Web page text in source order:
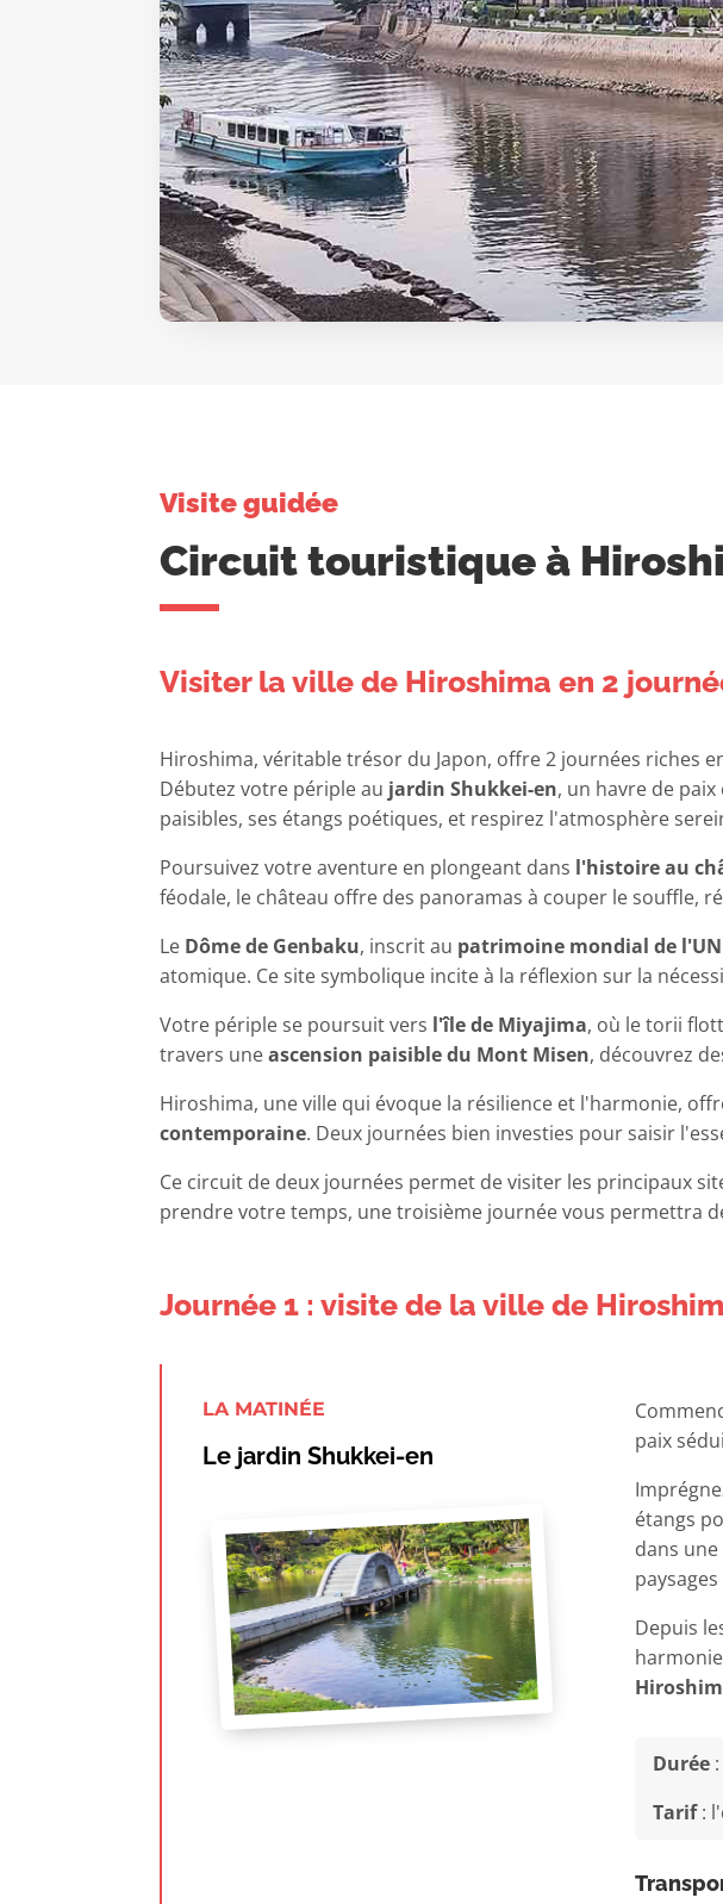
Visite guidée
Circuit touristique à
Visiter la ville de Hiroshima en 2
Hiroshima, véritable trésor du Japon, offre 2 journées riches
Débutez votre périple au jardin Shukkei-en, un havre de
paisibles, ses étangs poétiques, et respirez l'atmosphère
Poursuivez votre aventure en plongeant dans l'histoire au
féodale, le château offre des panoramas à couper le souffle,
Le Dôme de Genbaku, inscrit au patrimoine mondial de
atomique. Ce site symbolique incite à la réflexion sur la
Votre périple se poursuit vers l'île de Miyajima, où le torii
travers uneascension paisible du Mont Misen, découvrez
Hiroshima, une ville qui évoque la résilience et l'harmonie,
contemporaine. Deux journées bien investies pour saisir
Ce circuit de deux journées permet de visiter les principaux
prendre votre temps, une troisième journée vous permettra
Journée 1 : visite de la ville de
LA MATINÉE
Le jardin Shukkei-en
paix
étangs
dans
Depuis
Durée
Tarif: